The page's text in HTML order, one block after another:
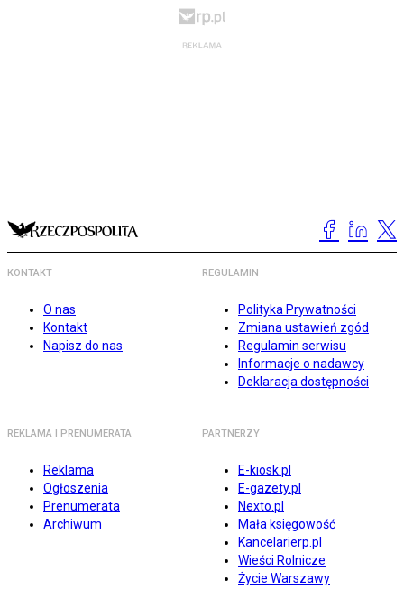
KONTAKT
O nas
Kontakt
Napisz do nas
REGULAMIN
Polityka Prywatności
Zmiana ustawień zgód
Regulamin serwisu
Informacje o nadawcy
Deklaracja dostępności
REKLAMA I PRENUMERATA
Reklama
Ogłoszenia
Prenumerata
Archiwum
PARTNERZY
E-kiosk.pl
E-gazety.pl
Nexto.pl
Mała księgowość
Kancelarierp.pl
Wieści Rolnicze
Życie Warszawy